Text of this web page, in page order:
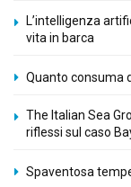
L’intelligenza
vita in barca
Quanto consuma
The Italian Sea
riflessi sul caso
Spaventosa